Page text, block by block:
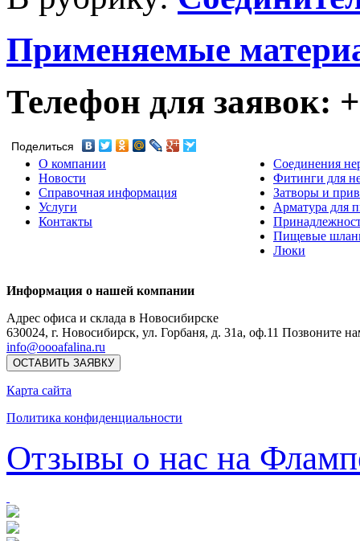
Применяемые
Телефон для заявок:
Поделиться
О компании
Новости
Справочная информация
Услуги
Контакты
Соединения
Фитинги для
Затворы и
Арматура для
Пищевые
Люки
Информация о нашей компании
Адрес офиса и склада в Новосибирске
630024, г. Новосибирск, ул. Горбаня, д. 31а, оф.11 Позвоните
info@oooafalina.ru
ОСТАВИТЬ ЗАЯВКУ
Карта сайта
Политика конфиденциальности
Отзывы о нас на